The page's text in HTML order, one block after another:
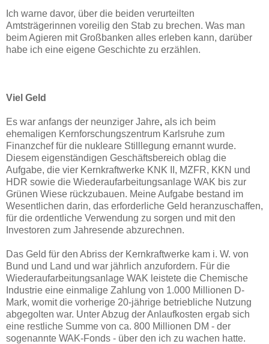
Ich warne davor, über die beiden verurteilten
Amtsträgerinnen voreilig den Stab zu brechen. Was man
beim Agieren mit Großbanken alles erleben kann, darüber
habe ich eine eigene Geschichte zu erzählen.
Viel Geld
Es war anfangs der neunziger Jahre, als ich beim
ehemaligen Kernforschungszentrum Karlsruhe zum
Finanzchef für die nukleare Stilllegung ernannt wurde.
Diesem eigenständigen Geschäftsbereich oblag die
Aufgabe, die vier Kernkraftwerke KNK II, MZFR, KKN und
HDR sowie die Wiederaufarbeitungsanlage WAK bis zur
Grünen Wiese rückzubauen. Meine Aufgabe bestand im
Wesentlichen darin, das erforderliche Geld heranzuschaffen,
für die ordentliche Verwendung zu sorgen und mit den
Investoren zum Jahresende abzurechnen.
Das Geld für den Abriss der Kernkraftwerke kam i. W. von
Bund und Land und war jährlich anzufordern. Für die
Wiederaufarbeitungsanlage WAK leistete die Chemische
Industrie eine einmalige Zahlung von 1.000 Millionen D-
Mark, womit die vorherige 20-jährige betriebliche Nutzung
abgegolten war. Unter Abzug der Anlaufkosten ergab sich
eine restliche Summe von ca. 800 Millionen DM - der
sogenannte WAK-Fonds - über den ich zu wachen hatte.